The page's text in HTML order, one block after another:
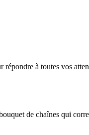
à toutes vos
de chaînes qui